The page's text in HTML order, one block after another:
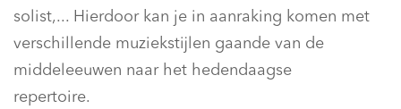
solist,... Hierdoor kan je in aanraking komen met
verschillende muziekstijlen gaande van de
middeleeuwen naar het hedendaagse
repertoire.